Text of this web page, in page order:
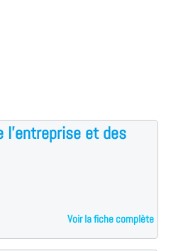
l'entreprise et des
Voir la fiche complète